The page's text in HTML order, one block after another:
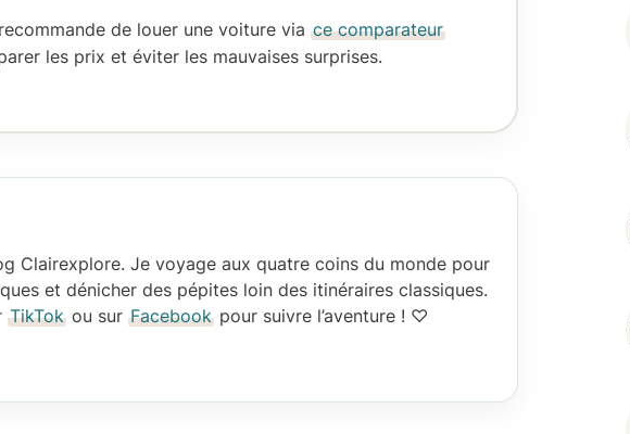
de louer une voiture via ce comparateur
les prix et éviter les mauvaises surprises.
Clairexplore. Je voyage aux quatre coins du monde pour
et dénicher des pépites loin des itinéraires classiques.
TikTok ou sur Facebook pour suivre l’aventure ! ♡